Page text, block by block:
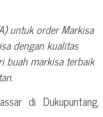
untuk order Markisa
dengan kualitas
buah markisa terbaik